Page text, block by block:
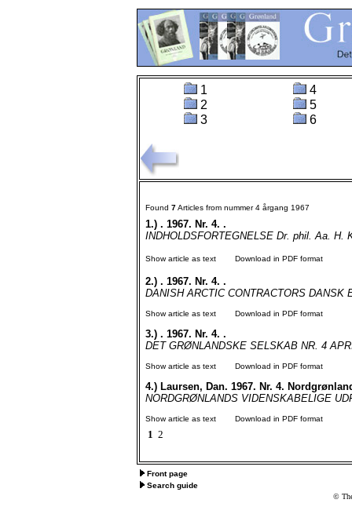
1
2
3
4
5
6
Found 7Articles from nummer 4 årgang 1967
1.) . 1967. Nr. 4. .
INDHOLDSFORTEGNELSE Dr. phil. Aa. H.
Show article as text Download in PDF format
2.) . 1967. Nr. 4. .
DANISH ARCTIC CONTRACTORS
Show article as text Download in PDF format
3.) . 1967. Nr. 4. .
DET GRØNLANDSKE SELSKAB NR. 4
Show article as text Download in PDF format
4.) Laursen, Dan. 1967. Nr. 4.
NORDGRØNLANDS VIDENSKABELIGE
Show article as text Download in PDF format
1 2
Front page
Search guide
©